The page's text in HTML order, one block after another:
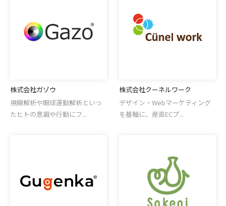
株式会社ガゾウ
視線解析や眼球運動解析といっ
たヒトの意識や行動にフ...
株式会社クーネルワーク
デザイン・Webマーケティング
を基軸に、産直ECプ...